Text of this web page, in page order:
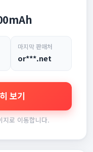
마지막 판매처
or***.net
보기
지로 이동합니다.